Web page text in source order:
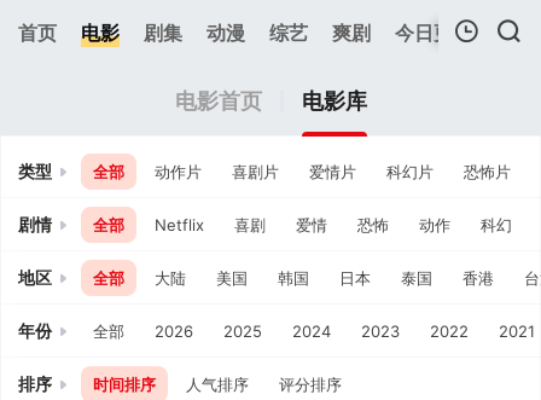
首页 电影 剧集 动漫 综艺 爽剧 今日更新 热榜
我的观影记录
暂无观看影片的记录
电影首页 电影库
类型 全部 动作片 喜剧片 爱情片 科幻片 恐怖片
剧情 全部 Netflix 喜剧 爱情 恐怖 动作 科幻
地区 全部 大陆 美国 韩国 日本 泰国 香港
年份 全部 2026 2025 2024 2023 2022 2021
排序 时间排序 人气排序 评分排序